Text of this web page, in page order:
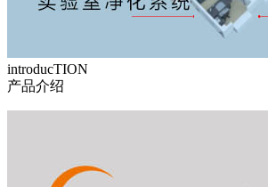
introducTION
产品介绍